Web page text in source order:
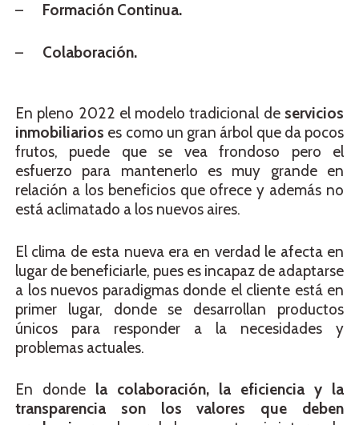
– Formación Continua.
– Colaboración.
En pleno 2022 el modelo tradicional de servicios
inmobiliarios es como un gran árbol que da pocos
frutos, puede que se vea frondoso pero el
esfuerzo para mantenerlo es muy grande en
relación a los beneficios que ofrece y además no
está aclimatado a los nuevos aires.
El clima de esta nueva era en verdad le afecta en
lugar de beneficiarle, pues es incapaz de adaptarse
a los nuevos paradigmas donde el cliente está en
primer lugar, donde se desarrollan productos
únicos para responder a la necesidades y
problemas actuales.
En donde la colaboración, la eficiencia y la
transparencia son los valores que deben